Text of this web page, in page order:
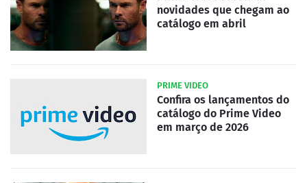
novidades que chegam ao
catálogo em abril
PRIME VIDEO
Confira os lançamentos do
catálogo do Prime Video
em março de 2026